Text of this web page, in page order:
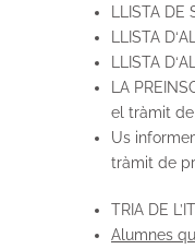
LLISTA DE
LLISTA D‘
LLISTA D‘
LA
el tràmit
Us
tràmit de
TRIA DE
Alumnes